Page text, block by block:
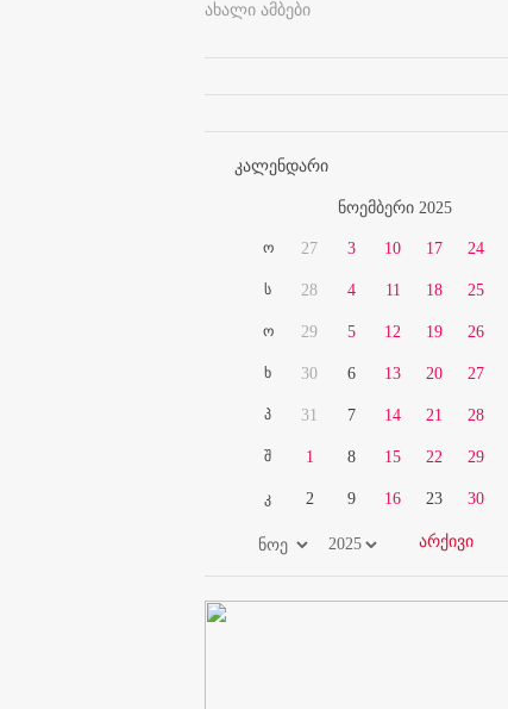
ახალი ამბები
კალენდარი
ნოემბერი 2025
ო
ს
ო
ხ
პ
შ
კ
27
28
29
30
31
1
2
3
4
5
6
7
8
9
10
11
12
13
14
15
16
17
18
19
20
21
22
23
24
25
26
27
28
29
30